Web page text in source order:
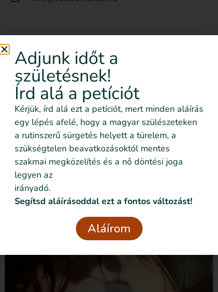
az eseményeket emailben is
Feliratkozom!
Szeretném nyomon követni az eseményeket emailben
is
Szeretném elmesélni a saját történetemet
Elolvastam és elfogadom az Adatvédelmi
nyilatkozatban
Csatlakozom
Adjunk időt a
születésnek!
Írd alá a petíciót
Kérjük, írd alá ezt a petíciót, mert minden aláírás
egy lépés afelé, hogy a magyar szülészeteken
a rutinszerű sürgetés helyett a türelem, a
szükségtelen beavatkozásoktól mentes
szakmai megközelítés és a nő döntési joga
legyen az
irányadó.
Segítsd aláírásoddal ezt a fontos változást!
Aláírom